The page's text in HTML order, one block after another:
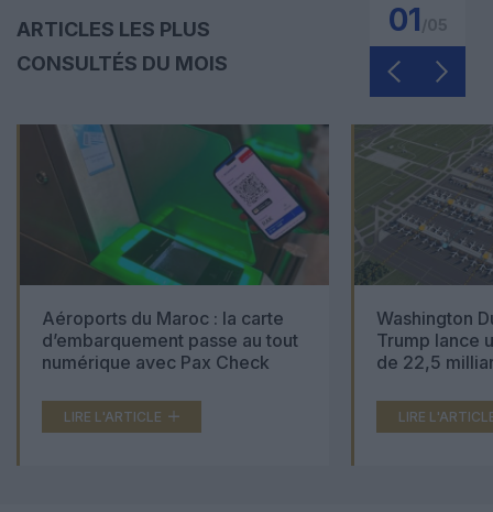
ARTICLES LES PLUS
CONSULTÉS DU MOIS
01
Aéroports du Maroc : la carte
d’embarquement passe au tout
numérique avec Pax Check
LIRE L'ARTICLE
Washington
Trump lance
de 22,5
LIRE